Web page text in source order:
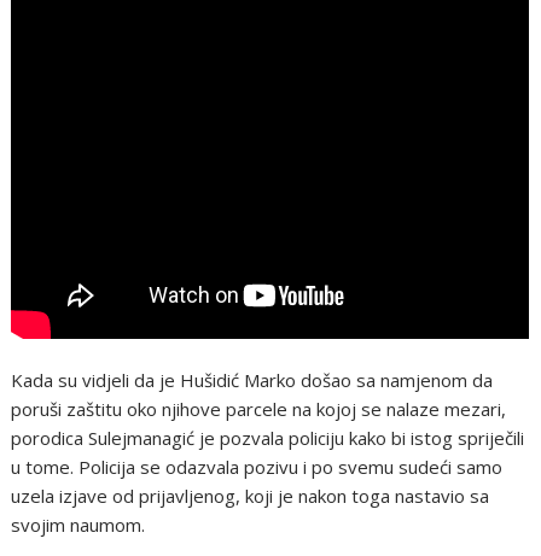
Kada su vidjeli da je Hušidić Marko došao sa namjenom da
poruši zaštitu oko njihove parcele na kojoj se nalaze mezari,
porodica Sulejmanagić je pozvala policiju kako bi istog spriječili
u tome. Policija se odazvala pozivu i po svemu sudeći samo
uzela izjave od prijavljenog, koji je nakon toga nastavio sa
svojim naumom.